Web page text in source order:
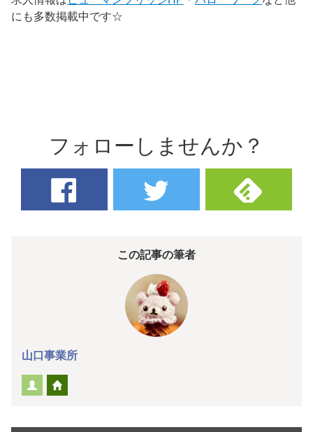
にも多数掲載中です☆
フォローしませんか？
この記事の筆者
山口事業所